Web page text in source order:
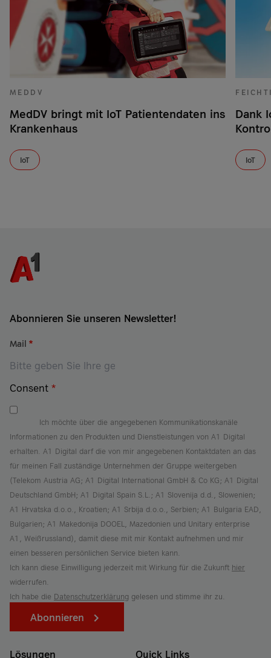
MEDDV
MedDV bringt mit IoT Patientendaten ins
Krankenhaus
IoT
Dank
IoT
Abonnieren Sie unseren Newsletter!
Mail *
Consent *
Ich möchte über die angegebenen Kommunikationskanäle
Informationen zu den Produkten und Dienstleistungen von A1 Digital
erhalten. A1 Digital darf die von mir angegebenen Kontaktdaten an das
für meinen Fall zuständige Unternehmen der Gruppe weitergeben
(Telekom Austria AG; A1 Digital International GmbH & Co KG; A1 Digital
Deutschland GmbH; A1 Digital Spain S.L.; A1 Slovenija d.d., Slowenien;
A1 Hrvatska d.o.o., Kroatien; A1 Srbija d.o.o., Serbien; A1 Bulgaria EAD,
Bulgarien; A1 Makedonija DOOEL, Mazedonien und Unitary enterprise
A1, Weißrussland), damit diese mit mir Kontakt aufnehmen und mir
einen besseren persönlichen Service bieten kann.
Ich kann diese Einwilligung jederzeit mit Wirkung für die Zukunft hier
widerrufen.
Ich habe die Datenschutzerklärung gelesen und stimme ihr zu.
Abonnieren
Lösungen Quick Links